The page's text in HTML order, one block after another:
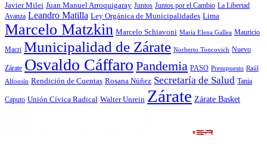
Javier Milei Juan Manuel Arroquigaray Juntos Juntos por el Cambio La Libertad
Avanza Leandro Matilla Ley Orgánica de Municipalidades Lima
Marcelo Matzkin Marcelo Schiavoni María Elena Gallea Mauricio
Macri Municipalidad de Zárate Norberto Toncovich Nuevo
Zárate Osvaldo Cáffaro Pandemia PASO Presupuesto Raúl
Alfonsín Rendición de Cuentas Rosana Núñez Secretaría de Salud Tania
Caputo Unión Cívica Radical Walter Unrein Zárate Zárate Basket